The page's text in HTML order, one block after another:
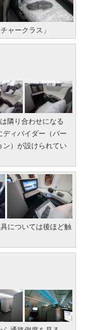
ャークラス」
隣り合わせになる
ディバイダー（パー
ン）が設けられてい
については後ほど触